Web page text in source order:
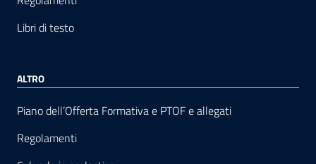
Libri di testo
ALTRO
Piano dell’Offerta Formativa e PTOF e allegati
Regolamenti